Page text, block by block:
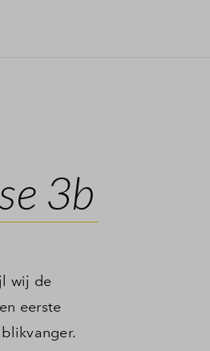
3b
wij de
eerste